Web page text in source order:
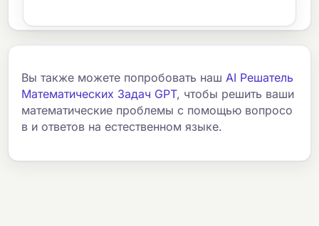
Вы также можете попробовать нашAI Решатель
Математических Задач GPT, чтобы решить ваши
математические проблемы с помощью вопросо
в и ответов на естественном языке.